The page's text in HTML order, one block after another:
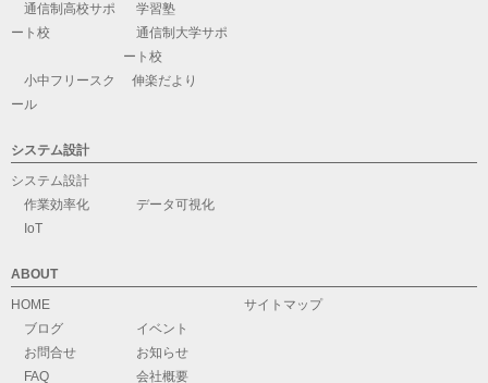
通信制高校サポ
ート校
学習塾
通信制大学サポ
ート校
小中フリースク
ール
伸楽だより
システム設計
システム設計
作業効率化
データ可視化
IoT
ABOUT
HOME
ブログ
イベント
お問合せ
お知らせ
FAQ
会社概要
サイトマップ